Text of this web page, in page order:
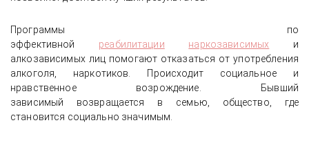
Программы по
эффективной реабилитации наркозависимых и
алкозависимых лиц помогают отказаться от употребления
алкоголя, наркотиков. Происходит социальное и
нравственное возрождение. Бывший
зависимый возвращается в семью, общество, где
становится социально значимым.